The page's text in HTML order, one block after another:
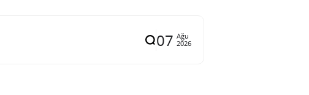
07 Ağu
2026